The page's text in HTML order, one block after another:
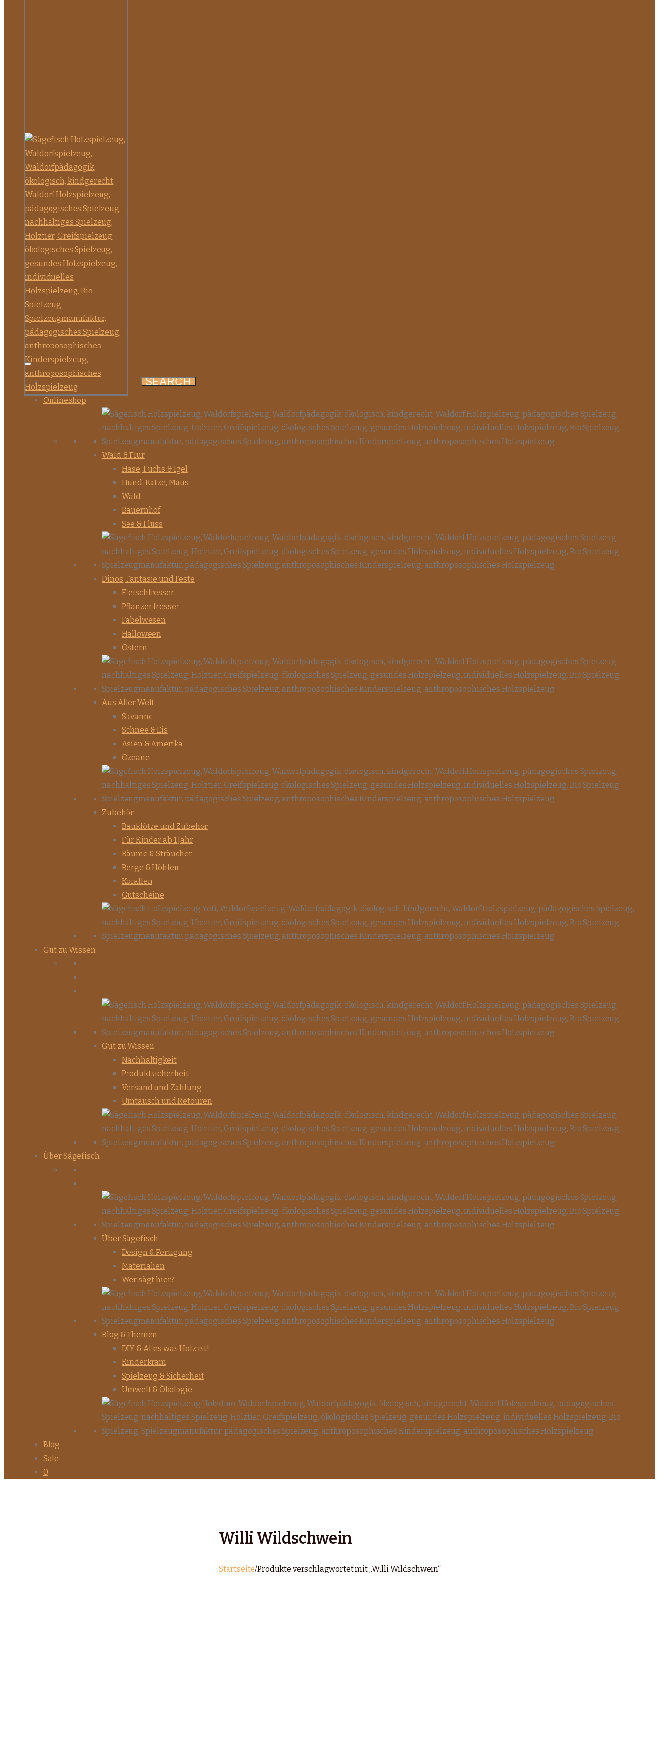
Onlineshop
Wald & Flur
Hase, Fuchs & Igel
Hund, Katze, Maus
Wald
Bauernhof
See & Fluss
Dinos, Fantasie und Feste
Fleischfresser
Pflanzenfresser
Fabelwesen
Halloween
Ostern
Aus Aller Welt
Savanne
Schnee & Eis
Asien & Amerika
Ozeane
Zubehör
Bauklötze und Zubehör
Für Kinder ab 1 Jahr
Bäume & Sträucher
Berge & Höhlen
Korallen
Gutscheine
Gut zu Wissen
Gut zu Wissen
Nachhaltigkeit
Produktsicherheit
Versand und Zahlung
Umtausch und Retouren
Über Sägefisch
Über Sägefisch
Design & Fertigung
Materialien
Wer sägt hier?
Blog & Themen
DIY & Alles was Holz ist!
Kinderkram
Spielzeug & Sicherheit
Umwelt & Ökologie
Blog
Sale
0
Willi Wildschwein
Startseite/Produkte verschlagwortet mit „Willi Wildschwein“